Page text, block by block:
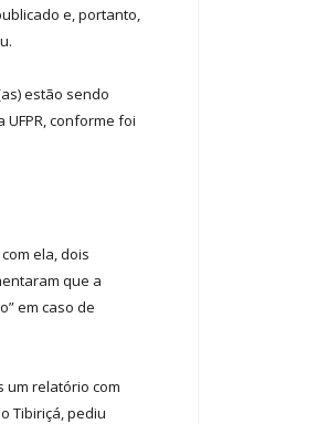
e, portanto,
estão sendo
conforme foi
ela, dois
que a
em caso de
um relatório com
Tibiriçá, pediu